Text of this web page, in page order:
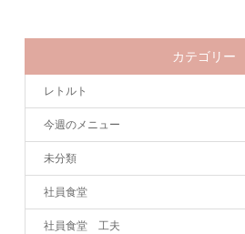
カテゴリー
レトルト
今週のメニュー
未分類
社員食堂
社員食堂 工夫